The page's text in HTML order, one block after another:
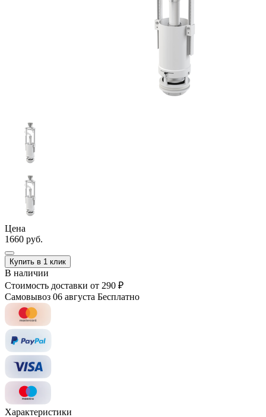
Цена
1660 руб.
Купить в 1 клик
В наличии
Стоимость доставки от 290 ₽
Самовывоз 06 августа Бесплатно
Характеристики